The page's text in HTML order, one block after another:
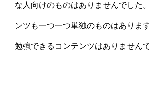
な人向けのものはありませんでした
ンツも一つ一つ単独のものはありま
勉強できるコンテンツはありませんで